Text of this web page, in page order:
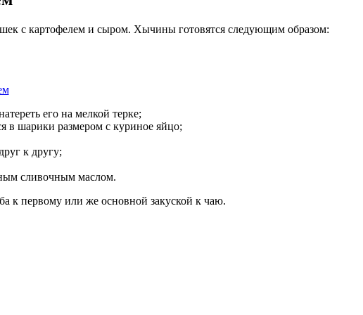
с картофелем и сыром. Хычины готовятся следующим образом:
его на мелкой терке;
в шарики размером с куриное яйцо;
к другу;
сливочным маслом.
к первому или же основной закуской к чаю.